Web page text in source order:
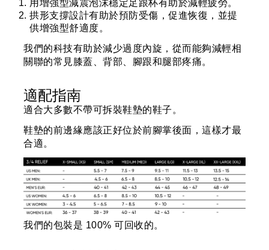
用增強型減震泡沫穩定足跟杯有助於減輕疲勞。
拱形支撐設計有助於預防受傷，促進恢復，並提
供增強型舒適度。
我們的科技有助於減少過度內旋，從而能夠減輕相
關聯的常見膝蓋、背部、腳跟和腿部疼痛。
適配指南
適合大多數不帶可拆裝鞋墊的鞋子。
鞋墊的前邊緣應該正好位於前腳掌後面，這樣才最
合適。
我們的包裝是 100% 可回收的。